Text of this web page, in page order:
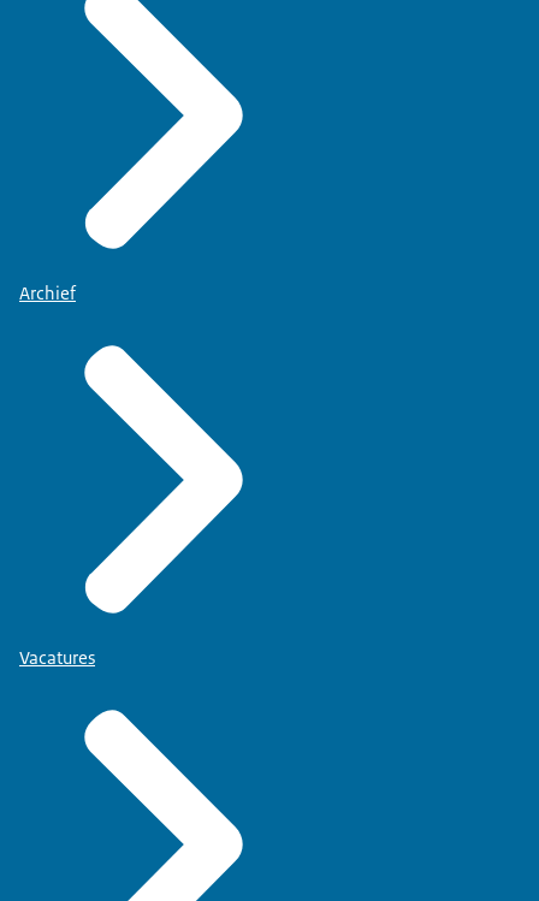
Archief
Vacatures